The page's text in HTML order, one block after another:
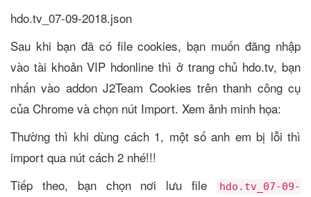
hdo.tv_07-09-2018.json
Sau khi bạn đã có file cookies, bạn muốn đăng nhập
vào tài khoản VIP hdonline thì ở trang chủ hdo.tv, bạn
nhấn vào addon J2Team Cookies trên thanh công cụ
của Chrome và chọn nút Import. Xem ảnh minh họa:
Thường thì khi dùng cách 1, một số anh em bị lỗi thì
import qua nút cách 2 nhé!!!
Tiếp theo, bạn chọn nơi lưu file
hdo.tv_07-09-